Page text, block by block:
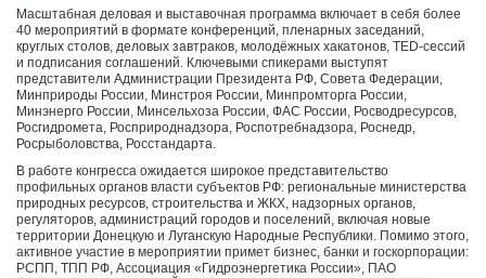
Масштабная деловая и выставочная программа включает в себя более
40 мероприятий в формате конференций, пленарных заседаний,
круглых столов, деловых завтраков, молодёжных хакатонов, TED-сессий
и подписания соглашений. Ключевыми спикерами выступят
представители Администрации Президента РФ, Совета Федерации,
Минприроды России, Минстроя России, Минпромторга России,
Минэнерго России, Минсельхоза России, ФАС России, Росводресурсов,
Росгидромета, Росприроднадзора, Роспотребнадзора, Роснедр,
Росрыболовства, Росстандарта.
В работе конгресса ожидается широкое представительство
профильных органов власти субъектов РФ: региональные министерства
природных ресурсов, строительства и ЖКХ, надзорных органов,
регуляторов, администраций городов и поселений, включая новые
территории Донецкую и Луганскую Народные Республики. Помимо этого,
активное участие в мероприятии примет бизнес, банки и госкорпорации:
РСПП, ТПП РФ, Ассоциация «Гидроэнергетика России», ПАО